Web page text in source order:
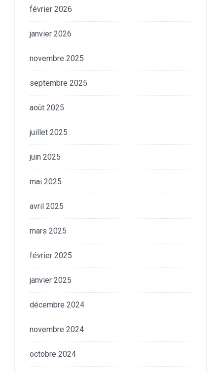
février 2026
janvier 2026
novembre 2025
septembre 2025
août 2025
juillet 2025
juin 2025
mai 2025
avril 2025
mars 2025
février 2025
janvier 2025
décembre 2024
novembre 2024
octobre 2024